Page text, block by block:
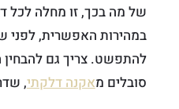
של מה בכך, זו מחלה לכל
במהירות האפשרית, לפני
להתפשט. צריך גם להבחין
סובלים מאקנה דלקתי,